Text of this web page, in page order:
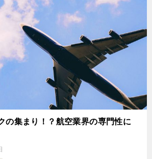
の集まり！？航空業界の専門性に